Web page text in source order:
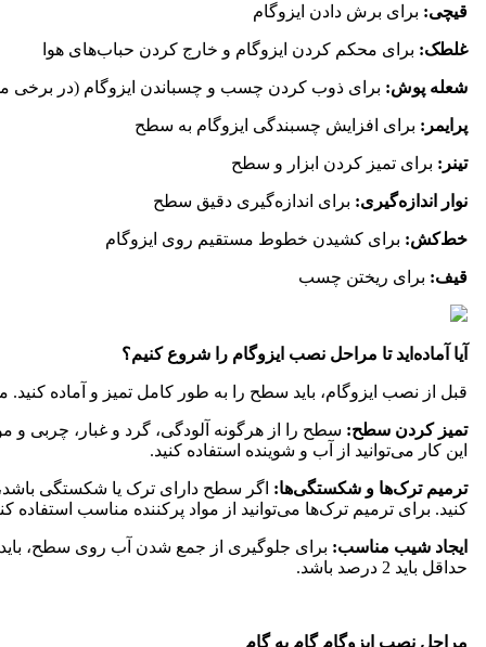
قیچی: برای برش دادن ایزوگام
غلطک: برای محکم کردن ایزوگام و خارج کردن حباب‌های هوا
شعله‌ پوش: برای ذوب کردن چسب و چسباندن ایزوگام (در برخی
پرایمر: برای افزایش چسبندگی ایزوگام به سطح
تینر: برای تمیز کردن ابزار و سطح
نوار اندازه‌گیری: برای اندازه‌گیری دقیق سطح
خط‌کش: برای کشیدن خطوط مستقیم روی ایزوگام
قیف: برای ریختن چسب
آیا آماده‌اید تا مراحل نصب ایزوگام را شروع کنیم؟
قبل از نصب ایزوگام، باید سطح را به طور کامل تمیز و آماده
تمیز کردن سطح: سطح را از هرگونه آلودگی، گرد و غبار، چربی و
این کار می‌توانید از آب و شوینده استفاده کنید.
ترمیم ترک‌ها و شکستگی‌ها: اگر سطح دارای ترک یا شکستگی باشد،
کنید. برای ترمیم ترک‌ها می‌توانید از مواد پرکننده مناسب استفاده
ایجاد شیب مناسب: برای جلوگیری از جمع شدن آب روی سطح،
حداقل باید 2 درصد باشد.
مراحل نصب ایزوگام گام به گام